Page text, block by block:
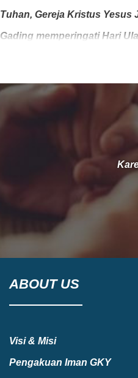
Tuhan, Gereja Kristus Yesus
Gading memperingati Hari
dari generasi ke generasi.
ABOUT US
Visi & Misi
Pengakuan Iman GKY